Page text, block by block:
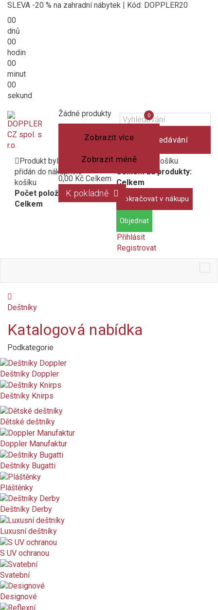
SLEVA -20 % na zahradní nábytek | Kód: DOPPLER20
00
dnů
00
hodin
00
minut
00
sekund
Vyhledávání
Košík
(prázdný)
Žádné produkty
Zobrazit více
Zobrazit méně
0,00 Kč Celkem
K pokladně
Produkt byl úspěšně
přidán do nákupního
košíku
Počet položek:
Celkem
1 produkt v košíku.
Celkem za produkty:
Celkem
Pokračovat v nákupu
Objednat
Přihlásit
Registrovat
Porovnání
produktů
0
Deštníky
Cena
Kč
Dostupnost
Skladem
Na objednání
Není skladem
Nové produkty
Značka
Délka složeného deštníku (cm)
cm
Hmotnost (g)
g
Systém
mechanický
plně automatický
Katalogová nabídka
Podkategorie
Deštníky Doppler
Deštníky Knirps
Dětské deštníky
Doppler Manufaktur
Deštníky Bugatti
Pláštěnky
Deštníky Derby
Luxusní deštníky
S UV ochranou
Svatební
Designové